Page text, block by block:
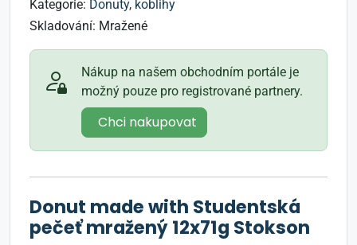
Kategorie: Donuty, koblihy
Skladování: Mražené
Nákup na našem obchodním portále je
možný pouze pro registrované partnery.
Chci nakupovat
Donut made with Studentská
pečeť mražený 12x71g Stokson